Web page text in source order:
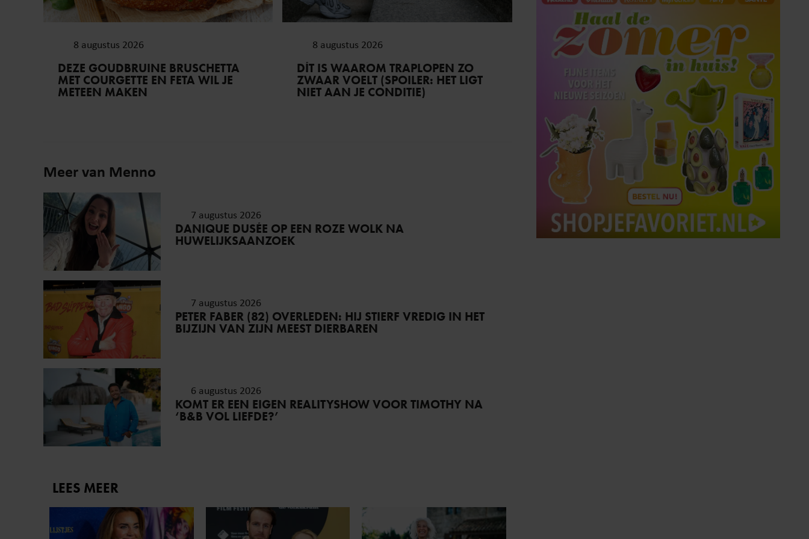
8 augustus 2026
DEZE GOUDBRUINE BRUSCHETTA
MET COURGETTE EN FETA WIL JE
METEEN MAKEN
8 augustus 2026
DÍT IS WAAROM TRAPLOPEN ZO
ZWAAR VOELT (SPOILER: HET LIGT
NIET AAN JE CONDITIE)
Meer van Menno
7 augustus 2026
DANIQUE DUSÉE OP EEN ROZE WOLK NA
HUWELIJKSAANZOEK
7 augustus 2026
PETER FABER (82) OVERLEDEN: HIJ STIERF VREDIG IN HET
BIJZIJN VAN ZIJN MEEST DIERBAREN
6 augustus 2026
KOMT ER EEN EIGEN REALITYSHOW VOOR TIMOTHY NA
‘B&B VOL LIEFDE?’